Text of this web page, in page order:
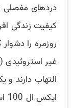
دردهای مفصلی
کیفیت زندگی
روزمره را
التهاب دارند و
ایکس ال 100 است.